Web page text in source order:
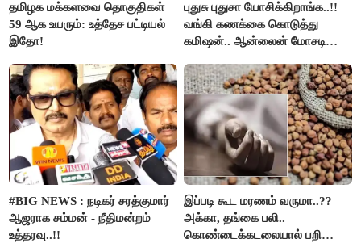
தமிழக மக்களவை தொகுதிகள்
59 ஆக உயரும்: உத்தேச பட்டியல்
இதோ!
புதுசு புதுசா யோசிக்கிறாங்க..!!
வங்கி கணக்கை கொடுத்து
கமிஷன்.. ஆன்லைன் மோசடி
கைது..!!
#BIG NEWS : நடிகர் சரத்குமார்
ஆஜராக சம்மன் - நீதிமன்றம்
உத்தரவு..!!
இப்படி கூட மரணம் வருமா..??
அக்கா, தங்கை பலி..
கொண்டைக்கடலையால் பறிபோன